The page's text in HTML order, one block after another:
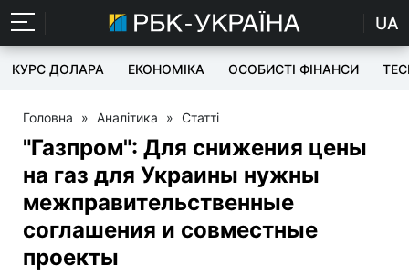
UA
КУРС ДОЛАРА ЕКОНОМІКА ОСОБИСТІ ФІНАНСИ
Головна » Аналітика » Статті
"Газпром": Для снижения цены
на газ для Украины нужны
межправительственные
соглашения и совместные
проекты